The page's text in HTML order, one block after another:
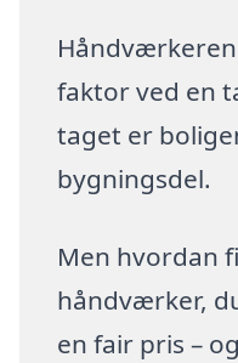
faktor ved en
taget er
bygningsdel.
Men hvordan
håndværker,
en fair pris –